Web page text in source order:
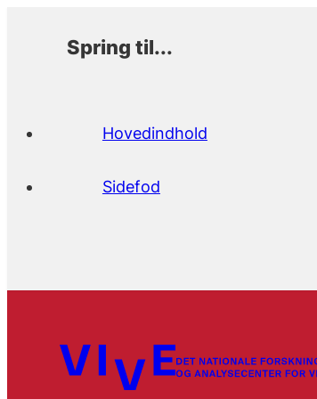
Spring til...
Hovedindhold
Sidefod